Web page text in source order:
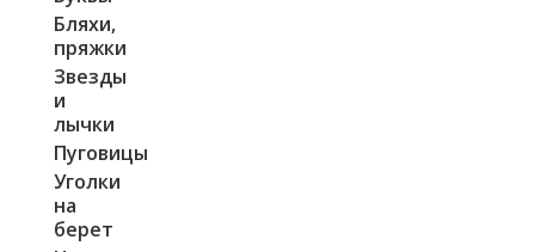
Бляхи,
пряжки
Звезды
и
лычки
Пуговицы
Уголки
на
берет